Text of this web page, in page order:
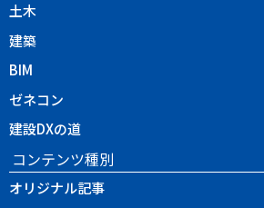
土木
建築
BIM
ゼネコン
建設DXの道
コンテンツ種別
オリジナル記事